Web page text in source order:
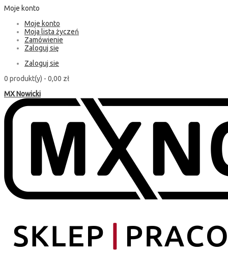
Moje konto
Moje konto
Moja lista życzeń
Zamówienie
Zaloguj się
Zaloguj sie
0 produkt(y) - 0,00 zł
MX Nowicki